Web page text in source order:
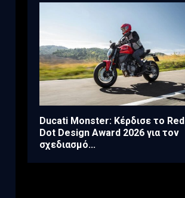
Ducati Monster: Κέρδισε το Red
Dot Design Award 2026 για τον
σχεδιασμό...